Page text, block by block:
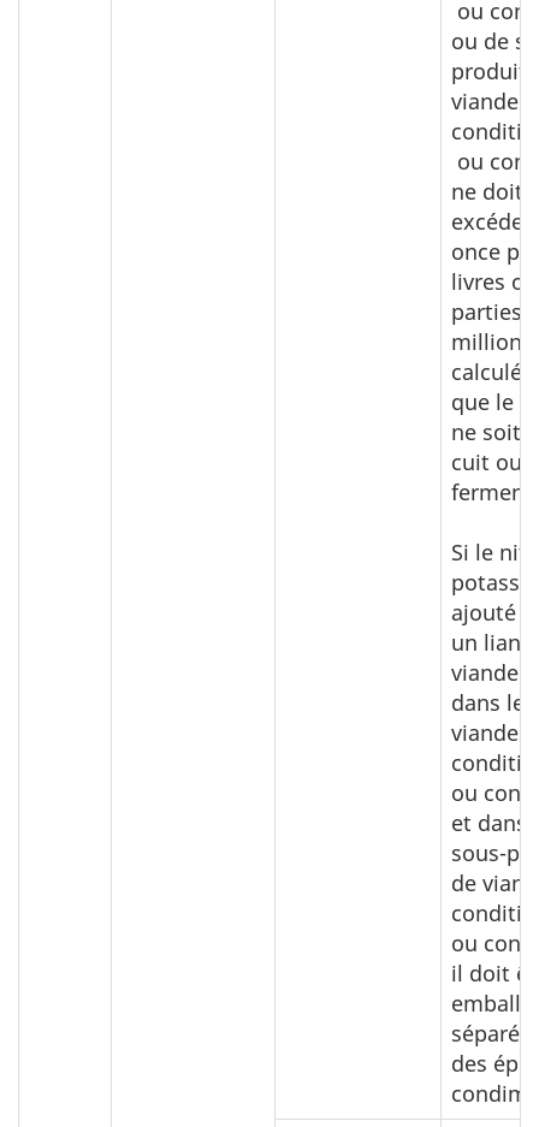
ou
ou de
viande
ou
ne doit
excéder
once
livres
parties
million,
que le
ne soit
cuit ou
Si le
ajouté
un liant
viande
dans les
viandes
ou
et dans
sous-
de
ou
il doit
emballé
des